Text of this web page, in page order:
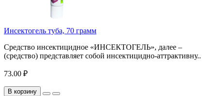
Инсектогель туба, 70 грамм
Средство инсектицидное «ИНСЕКТОГЕЛЬ», далее –
(средство) представляет собой инсектицидно-аттрактивну..
73.00 ₽
В корзину